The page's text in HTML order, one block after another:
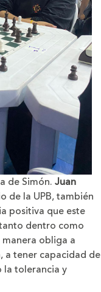
de Simón. Juan
de la UPB, también
positiva que este
dentro como
obliga a
a tener capacidad de
la tolerancia y